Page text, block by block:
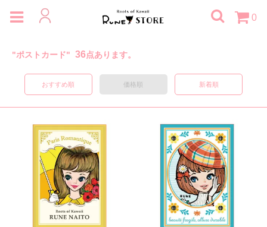
0
"ポストカード" 36点あります。
おすすめ順 価格順 新着順